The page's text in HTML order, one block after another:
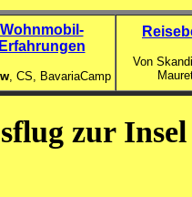
Wohnmobil-
Erfahrungen
, CS, BavariaCamp
Von
zur